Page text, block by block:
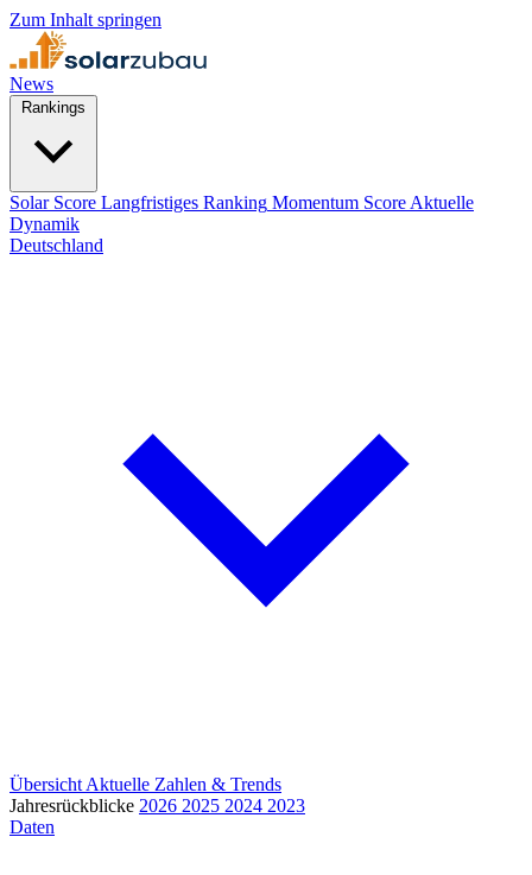
Zum Inhalt springen
News
Solar Score Langfristiges Ranking Momentum Score Aktuelle
Dynamik
Deutschland
Übersicht Aktuelle Zahlen & Trends
Jahresrückblicke 2026 2025 2024 2023
Daten